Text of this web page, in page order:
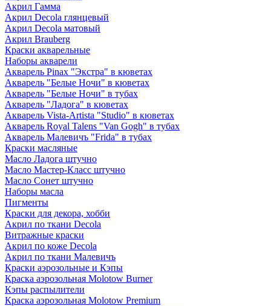
Акрил Гамма
Акрил Decola глянцевый
Акрил Decola матовый
Акрил Brauberg
Краски акварельные
Наборы акварели
Акварель Pinax "Экстра" в кюветах
Акварель "Белые Ночи" в кюветах
Акварель "Белые Ночи" в тубах
Акварель "Ладога" в кюветах
Акварель Vista-Artista "Studio" в кюветах
Акварель Royal Talens "Van Gogh" в тубах
Акварель Малевичъ "Frida" в тубах
Краски масляные
Масло Ладога штучно
Масло Мастер-Класс штучно
Масло Сонет штучно
Наборы масла
Пигменты
Краски для декора, хобби
Акрил по ткани Decola
Витражные краски
Акрил по коже Decola
Акрил по ткани Малевичъ
Краски аэрозольные и Кэпы
Краска аэрозольная Molotow Burner
Кэпы распылители
Краска аэрозольная Molotow Premium